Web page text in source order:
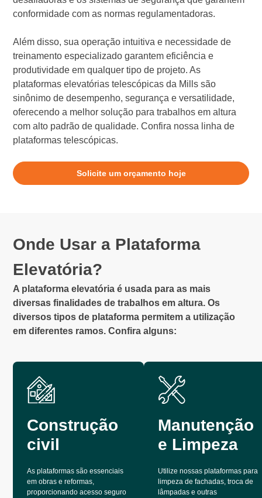
conformidade com as normas regulamentadoras.
Além disso, sua operação intuitiva e necessidade de
treinamento especializado garantem eficiência e
produtividade em qualquer tipo de projeto. As
plataformas elevatórias telescópicas da Mills são
sinônimo de desempenho, segurança e versatilidade,
oferecendo a melhor solução para trabalhos em altura
com alto padrão de qualidade. Confira nossa linha de
plataformas telescópicas.
Solicite um orçamento hoje
Onde Usar a Plataforma
Elevatória?
A plataforma elevatória é usada para as mais
diversas finalidades de trabalhos em altura. Os
diversos tipos de plataforma permitem a utilização
em diferentes ramos. Confira alguns:
Construção
civil
As plataformas são essenciais
em obras e reformas,
proporcionando acesso seguro
Manutenção
e Limpeza
Utilize nossas plataformas para
limpeza de fachadas, troca de
lâmpadas e outras